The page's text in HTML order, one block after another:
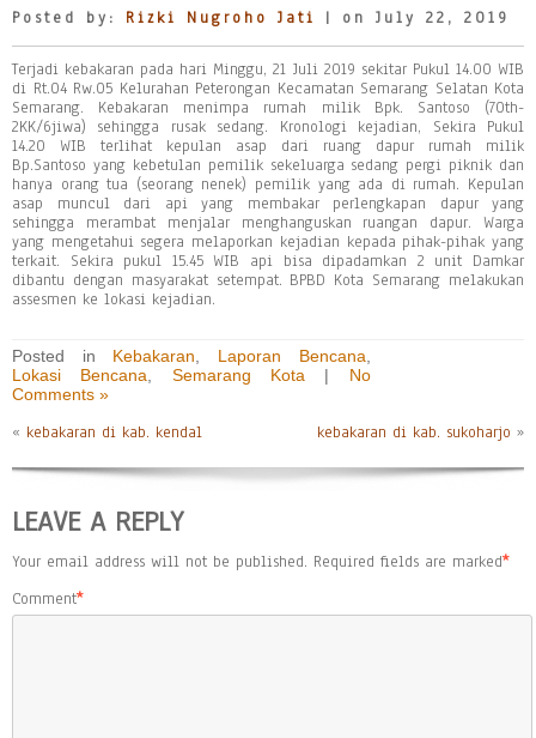
Posted by: Rizki Nugroho Jati | on July 22, 2019
Terjadi kebakaran pada hari Minggu, 21 Juli 2019 sekitar Pukul 14.00 WIB
di Rt.04 Rw.05 Kelurahan Peterongan Kecamatan Semarang Selatan Kota
Semarang. Kebakaran menimpa rumah milik Bpk. Santoso (70th-
2KK/6jiwa) sehingga rusak sedang. Kronologi kejadian, Sekira Pukul
14.20 WIB terlihat kepulan asap dari ruang dapur rumah milik
Bp.Santoso yang kebetulan pemilik sekeluarga sedang pergi piknik dan
hanya orang tua (seorang nenek) pemilik yang ada di rumah. Kepulan
asap muncul dari api yang membakar perlengkapan dapur yang
sehingga merambat menjalar menghanguskan ruangan dapur. Warga
yang mengetahui segera melaporkan kejadian kepada pihak-pihak yang
terkait. Sekira pukul 15.45 WIB api bisa dipadamkan 2 unit Damkar
dibantu dengan masyarakat setempat. BPBD Kota Semarang melakukan
assesmen ke lokasi kejadian.
Posted in Kebakaran Laporan Bencana
Lokasi Bencana
Semarang Kota | No
Comments »
« kebakaran di kab. kendal kebakaran di kab. sukoharjo »
LEAVE A REPLY
Your email address will not be published. Required fields are marked*
Comment*